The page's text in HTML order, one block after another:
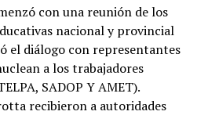
con una reunión de los
nacional y provincial
el diálogo con representantes
a los trabajadores
SADOP Y AMET).
recibieron a autoridades